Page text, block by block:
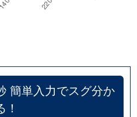
簡単入力でスグ分か
！